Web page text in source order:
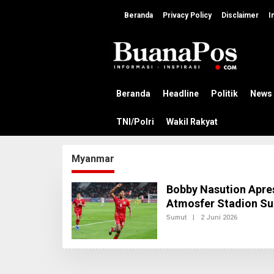
e
Beranda Privacy Policy Disclaimer
Beranda Headline Politik News
TNI/Polri Wakil Rakyat
Myanmar
Bobby Nasution
Atmosfer Stadion
Sumut | 2 Juni 2026
R